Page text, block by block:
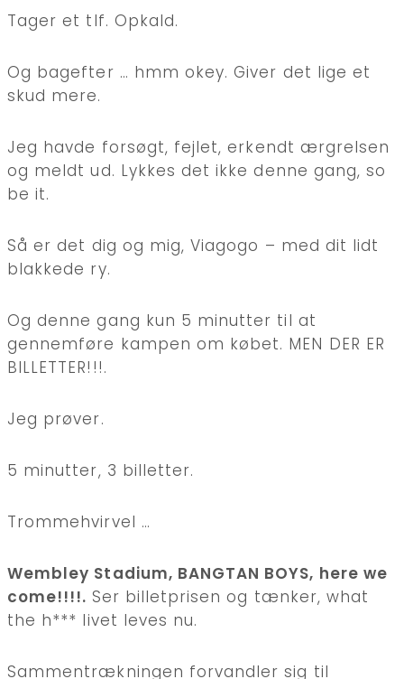
Tager et tlf. Opkald.
Og bagefter … hmm okey. Giver det lige et
skud mere.
Jeg havde forsøgt, fejlet, erkendt ærgrelsen
og meldt ud. Lykkes det ikke denne gang, so
be it.
Så er det dig og mig, Viagogo – med dit lidt
blakkede ry.
Og denne gang kun 5 minutter til at
gennemføre kampen om købet. MEN DER ER
BILLETTER!!!.
Jeg prøver.
5 minutter, 3 billetter.
Trommehvirvel …
Wembley Stadium, BANGTAN BOYS, here we
come!!!!. Ser billetprisen og tænker, what
the h*** livet leves nu.
Sammentrækningen forvandler sig til